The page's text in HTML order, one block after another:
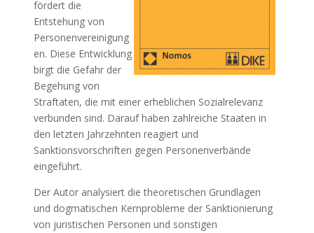
fördert die
Entstehung von
Personenvereinigung
en. Diese Entwicklung
birgt die Gefahr der
Begehung von
Straftaten, die mit einer erheblichen Sozialrelevanz
verbunden sind. Darauf haben zahlreiche Staaten in
den letzten Jahrzehnten reagiert und
Sanktionsvorschriften gegen Personenverbände
eingeführt.
Der Autor analysiert die theoretischen Grundlagen
und dogmatischen Kernprobleme der Sanktionierung
von juristischen Personen und sonstigen